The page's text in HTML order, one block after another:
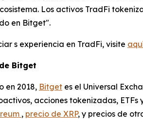
Los activos TradFi
en Bitget".
s experiencia en TradFi, visite
Bitget
en 2018, Bitget es el Universal
acciones tokenizadas,
, precio de XRP, y precios de